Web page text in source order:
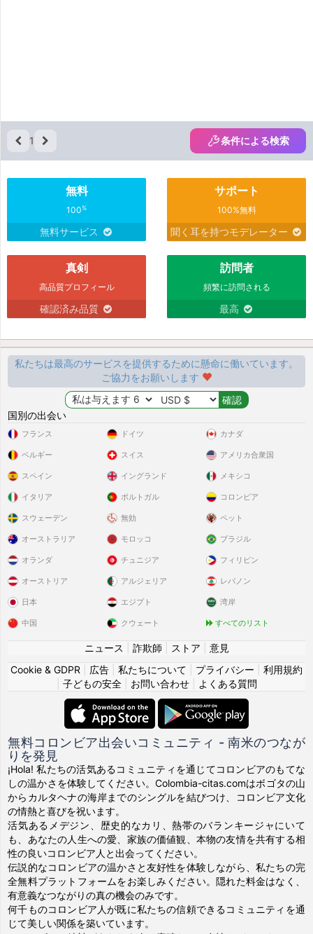
1 条件による検索
無料
100%
無料サービス
サポート
100%無料
聞く耳を持つモデレーター
真剣
高品質プロフィール
確認済み品質
訪問者
頻繁に訪問される
最高
私たちは最高のサービスを提供するために懸命に働いています。
ご協力をお願いします
国別の出会い
フランス
ベルギー
スペイン
イタリア
スウェーデン
ドイツ
スイス
イングランド
ポルトガル
無効
カナダ
アメリカ合衆国
メキシコ
コロンビア
ペット
オーストラリア
オランダ
オーストリア
日本
中国
モロッコ
チュニジア
アルジェリア
エジプト
クウェート
ブラジル
フィリピン
レバノン
湾岸
すべてのリスト
ニュース 詐欺師 ストア
意見
Cookie & GDPR
広告 私たちについて プライバシー
利用規約
子どもの安全| お問い合わせ| よくある質問
無料コロンビア出会いコミュニティ - 南米のつなが
りを発見
¡Hola! 私たちの活気あるコミュニティを通じてコロンビアのもてな
しの温かさを体験してください。Colombia-citas.comはボゴタの山
からカルタヘナの海岸までのシングルを結びつけ、コロンビア文化
の情熱と喜びを祝います。
活気あるメデジン、歴史的なカリ、熱帯のバランキージャにいて
も、あなたの人生への愛、家族の価値観、本物の友情を共有する相
性の良いコロンビア人と出会ってください。
伝説的なコロンビアの温かさと友好性を体験しながら、私たちの完
全無料プラットフォームをお楽しみください。隠れた料金はなく、
有意義なつながりの真の機会のみです。
何千ものコロンビア人が既に私たちの信頼できるコミュニティを通
じて美しい関係を築いています。